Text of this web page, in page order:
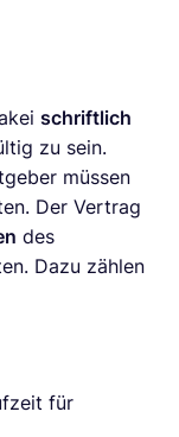
schriftlich
zu sein.
müssen
Der Vertrag
des
Dazu zählen
für